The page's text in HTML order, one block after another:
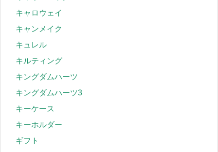
キャロウェイ
キャンメイク
キュレル
キルティング
キングダムハーツ
キングダムハーツ3
キーケース
キーホルダー
ギフト